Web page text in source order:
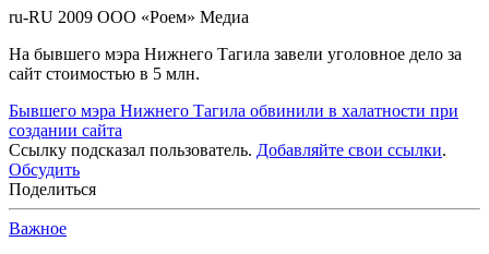
ru-RU 2009 ООО «Роем» Медиа
На бывшего мэра Нижнего Тагила завели уголовное дело за
сайт стоимостью в 5 млн.
Бывшего мэра Нижнего Тагила обвинили в халатности при
создании сайта
Ссылку подсказал пользователь. Добавляйте свои ссылки.
Обсудить
Поделиться
Важное